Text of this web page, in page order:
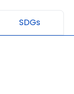
SDGs